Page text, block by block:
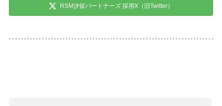
RSM汐留パートナーズ 採用X（旧Twitter）